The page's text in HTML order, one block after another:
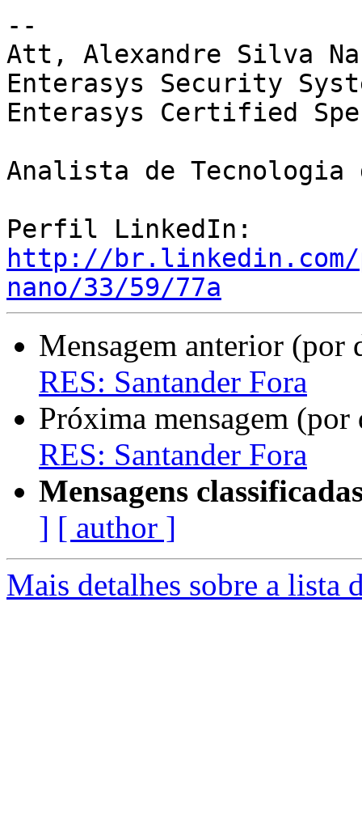
--
Att, Alexandre Silva
Enterasys Security
Enterasys Certified
Analista de Tecnologia
http://br.linkedin.com/
nano/33/59/77a
Mensagem anterior (por
RES: Santander Fora
Próxima mensagem
RES: Santander Fora
Mensagens
] [ author ]
Mais detalhes sobre a lista